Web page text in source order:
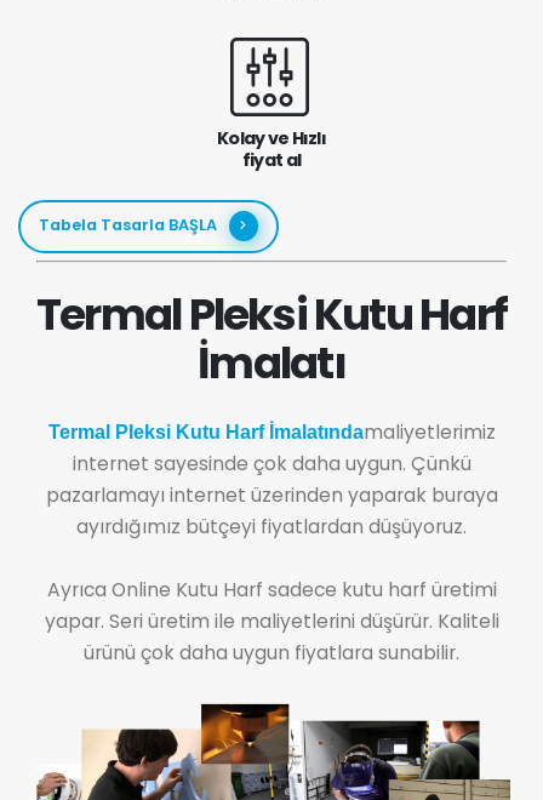
Kolay ve Hızlı
fiyat al
Tabela Tasarla BAŞLA
Termal Pleksi Kutu Harf
İmalatı
Termal Pleksi Kutu Harf İmalatındamaliyetlerimiz
internet sayesinde çok daha uygun. Çünkü
pazarlamayı internet üzerinden yaparak buraya
ayırdığımız bütçeyi fiyatlardan düşüyoruz.
Ayrıca Online Kutu Harf sadece kutu harf üretimi
yapar. Seri üretim ile maliyetlerini düşürür. Kaliteli
ürünü çok daha uygun fiyatlara sunabilir.